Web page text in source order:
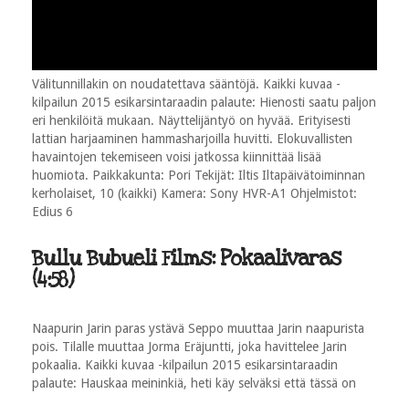
Välitunnillakin on noudatettava sääntöjä. Kaikki kuvaa -
kilpailun 2015 esikarsintaraadin palaute: Hienosti saatu paljon
eri henkilöitä mukaan. Näyttelijäntyö on hyvää. Erityisesti
lattian harjaaminen hammasharjoilla huvitti. Elokuvallisten
havaintojen tekemiseen voisi jatkossa kiinnittää lisää
huomiota. Paikkakunta: Pori Tekijät: Iltis Iltapäivätoiminnan
kerholaiset, 10 (kaikki) Kamera: Sony HVR-A1 Ohjelmistot:
Edius 6
Bullu Bubueli Films: Pokaalivaras
(4:58)
Naapurin Jarin paras ystävä Seppo muuttaa Jarin naapurista
pois. Tilalle muuttaa Jorma Eräjuntti, joka havittelee Jarin
pokaalia. Kaikki kuvaa -kilpailun 2015 esikarsintaraadin
palaute: Hauskaa meininkiä, heti käy selväksi että tässä on